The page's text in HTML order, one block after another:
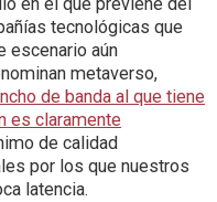
tecnológicas que
escenario aún
metaverso,
de banda al que tiene
es claramente
de calidad
por los que nuestros
latencia.